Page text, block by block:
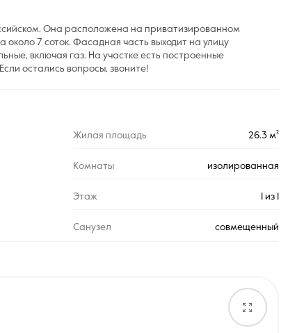
8 (861) 297-00-00
Ежедневно с 08:30 до 20:00
Жилая площадь 26.3 м²
Комнаты изолированная
Этаж 1 из 1
Санузел совмещенный
Она расположена на приватизированном
7 соток. Фасадная часть выходит на улицу
включая газ. На участке есть построенные
остались вопросы, звоните!